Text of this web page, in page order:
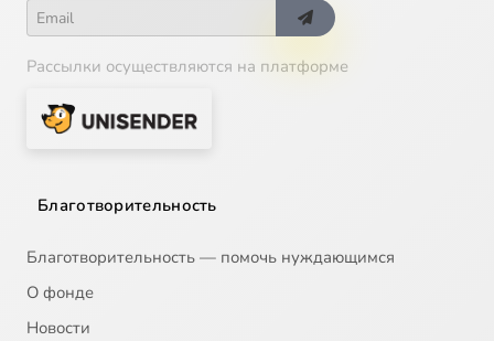
Рассылки осуществляются на платформе
Благотворительность
Благотворительность — помочь нуждающимся
О фонде
Новости